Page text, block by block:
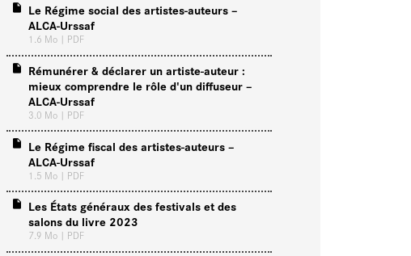
Le Régime social des artistes-auteurs –
ALCA-Urssaf
1.6 Mo | PDF
Rémunérer & déclarer un artiste-auteur :
mieux comprendre le rôle d'un diffuseur –
ALCA-Urssaf
3.0 Mo | PDF
Le Régime fiscal des artistes-auteurs –
ALCA-Urssaf
1.5 Mo | PDF
Les États généraux des festivals et des
salons du livre 2023
7.9 Mo | PDF